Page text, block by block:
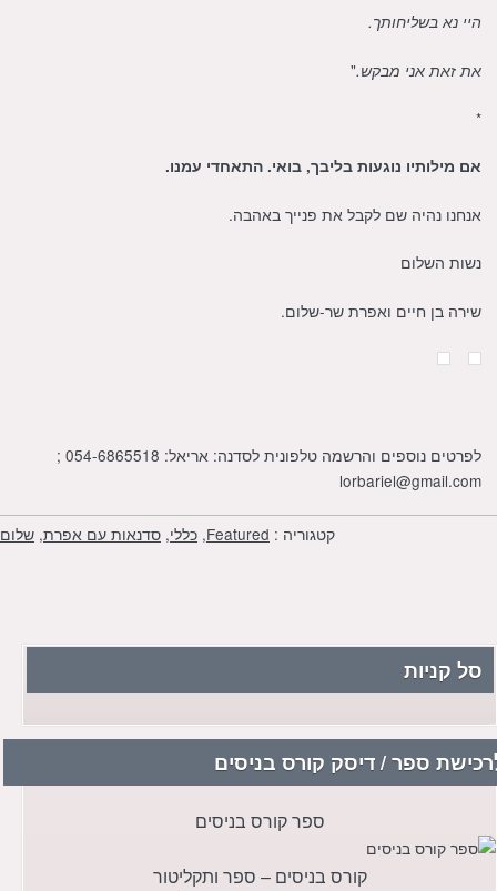
היי נא בשליחותך.
את זאת אני מבקש."
*
אם מילותיו נוגעות בליבך, בואי. התאחדי עמנו.
אנחנו נהיה שם לקבל את פנייך באהבה.
נשות השלום
שירה בן חיים ואפרת שר-שלום.
לפרטים נוספים והרשמה טלפונית לסדנה: אריאל: 054-6865518 ;
lorbariel@gmail.com
קטגוריה : Featured
, כללי, סדנאות עם אפרת, שלום
סל קניות
ספר / דיסק קורס בניסים
ספר קורס בניסים
קורס בניסים – ספר ותקליטור